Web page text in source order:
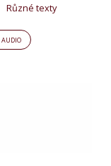
Různé texty
AUDIO